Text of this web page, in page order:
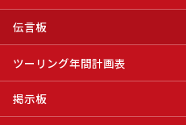
伝言板
ツーリング年間計画表
掲示板